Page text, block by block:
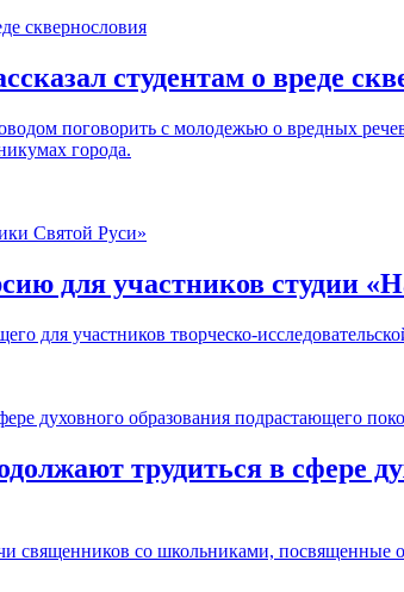
студентам о вреде
поговорить с молодежью о вредных
города.
для участников студии
для участников творческо-
трудиться в сфере
священников со школьниками, посвященные